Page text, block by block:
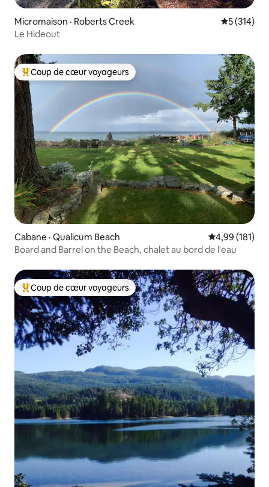
Micromaison · Roberts Creek Note
5 (314)
Le Hideout
Coup de cœur voyageurs parmi les plus aimés
Coup de cœur voyageurs
Cabane · Qualicum Beach Note
4,99 (181)
Board and Barrel on the Beach, chalet au bord de l'eau
Coup de cœur voyageurs parmi les plus aimés
Coup de cœur voyageurs